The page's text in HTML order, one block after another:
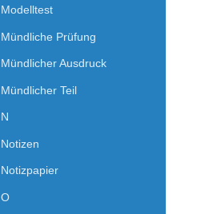
Modelltest
Mündliche Prüfung
Mündlicher Ausdruck
Mündlicher Teil
N
Notizen
Notizpapier
O